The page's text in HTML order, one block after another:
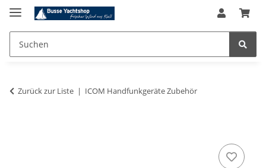
Zurück zur Liste ICOM Handfunkgeräte Zubehör